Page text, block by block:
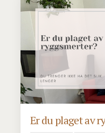
Er du plaget av